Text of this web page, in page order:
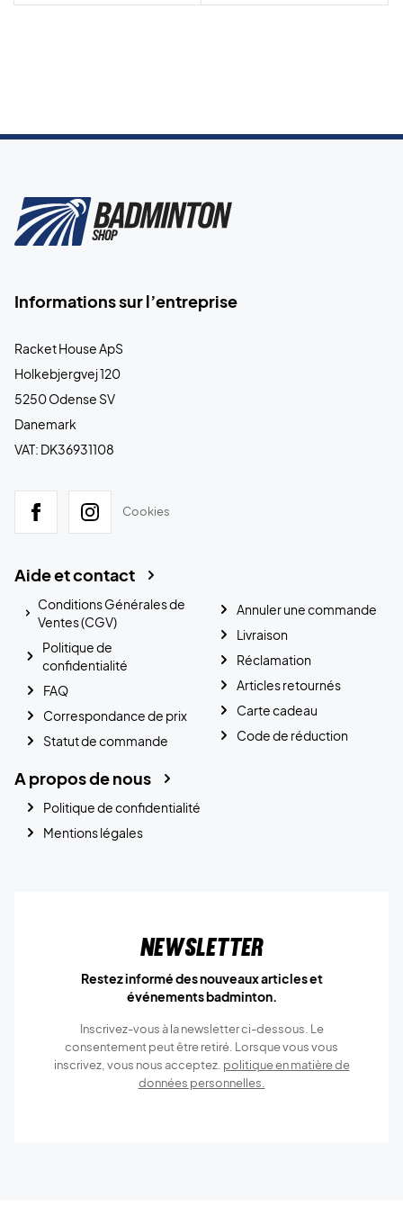
Informations sur l’entreprise
Racket House ApS
Holkebjergvej 120
5250 Odense SV
Danemark
VAT: DK36931108
Cookies
Aide et contact
Conditions Générales de
Ventes (CGV)
Politique de
confidentialité
FAQ
Correspondance de prix
Statut de commande
Annuler une commande
Livraison
Réclamation
Articles retournés
Carte cadeau
Code de réduction
A propos de nous
Politique de confidentialité
Mentions légales
Newsletter
Restez informé des nouveaux articles et
événements badminton.
Inscrivez-vous à la newsletter ci-dessous. Le
consentement peut être retiré. Lorsque vous vous
inscrivez, vous nous acceptez. politique en matière de
données personnelles.